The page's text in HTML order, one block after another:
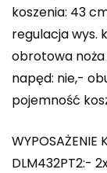
koszenia: 43
regulacja wys.
obrotowa
napęd: nie,-
pojemność
WYPOSAŻENIE
DLM432PT2:-